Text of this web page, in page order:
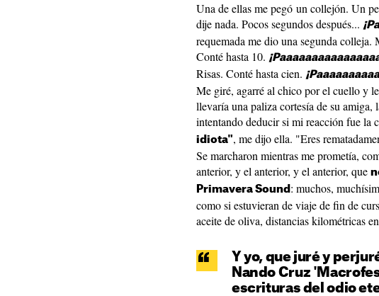
Una de ellas me pegó un collejón. Un
dije nada. Pocos segundos después...
requemada me dio una segunda colleja.
Conté hasta 10.
Risas. Conté hasta cien.
Me giré, agarré al chico por el cuello y
llevaría una paliza cortesía de su
intentando deducir si mi reacción fue la
idiota", me dijo ella. "Eres
Se marcharon mientras me prometía,
anterior, y el anterior, y el anterior, que
Primavera Sound : muchos,
como si estuvieran de viaje de fin de
aceite de oliva, distancias kilométricas
Y yo, que juré y
Nando Cruz
escrituras del odio